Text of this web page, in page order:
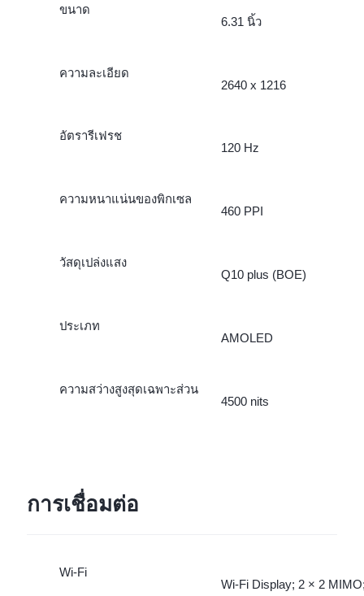
ขนาด
6.31 นิ้ว
ความละเอียด
2640 x 1216
อัตรารีเฟรช
120 Hz
ความหนาแน่นของพิกเซล
460 PPI
วัสดุเปล่งแสง
Q10 plus (BOE)
ประเภท
AMOLED
ความสว่างสูงสุดเฉพาะส่วน
4500 nits
การเชื่อมต่อ
Wi-Fi
Wi-Fi Display; 2 × 2